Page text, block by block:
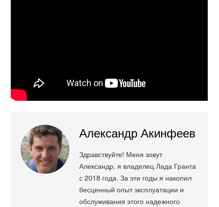
Александр Акинфеев
Здравствуйте! Меня зовут
Александр, я владелец Лада Гранта
с 2018 года. За эти годы я накопил
бесценный опыт эксплуатации и
обслуживания этого надежного